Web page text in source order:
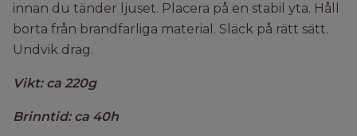
innan du tänder ljuset. Placera på en stabil yta. Håll
borta från brandfarliga material. Släck på rätt sätt.
Undvik drag.
Vikt: ca 220g
Brinntid: ca 40h